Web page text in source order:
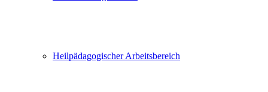
Heilpädagogischer Arbeitsbereich